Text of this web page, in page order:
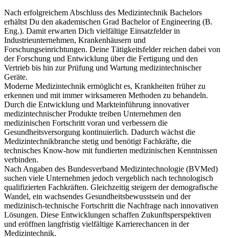
Nach erfolgreichem Abschluss des Medizintechnik Bachelors
erhältst Du den akademischen Grad Bachelor of Engineering (B.
Eng.). Damit erwarten Dich vielfältige Einsatzfelder in
Industrieunternehmen, Krankenhäusern und
Forschungseinrichtungen. Deine Tätigkeitsfelder reichen dabei von
der Forschung und Entwicklung über die Fertigung und den
Vertrieb bis hin zur Prüfung und Wartung medizintechnischer
Geräte.
Moderne Medizintechnik ermöglicht es, Krankheiten früher zu
erkennen und mit immer wirksameren Methoden zu behandeln.
Durch die Entwicklung und Markteinführung innovativer
medizintechnischer Produkte treiben Unternehmen den
medizinischen Fortschritt voran und verbessern die
Gesundheitsversorgung kontinuierlich. Dadurch wächst die
Medizintechnikbranche stetig und benötigt Fachkräfte, die
technisches Know-how mit fundierten medizinischen Kenntnissen
verbinden.
Nach Angaben des Bundesverband Medizintechnologie (BVMed)
suchen viele Unternehmen jedoch vergeblich nach technologisch
qualifizierten Fachkräften. Gleichzeitig steigern der demografische
Wandel, ein wachsendes Gesundheitsbewusstsein und der
medizinisch-technische Fortschritt die Nachfrage nach innovativen
Lösungen. Diese Entwicklungen schaffen Zukunftsperspektiven
und eröffnen langfristig vielfältige Karrierechancen in der
Medizintechnik.